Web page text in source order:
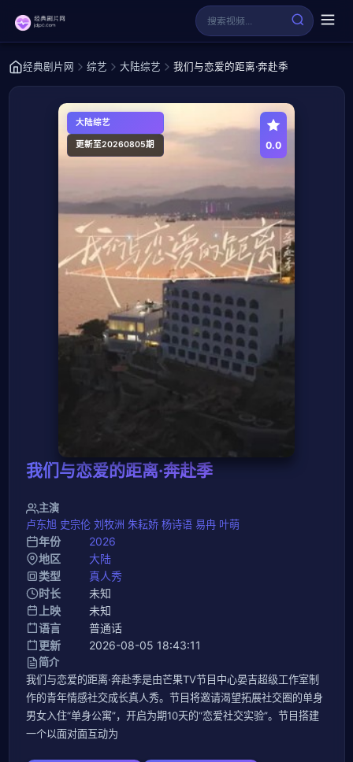
经典剧片网 综艺 大陆综艺 我们与恋爱的距离·奔赴季
大陆综艺
更新至20260805期 0.0
我们与恋爱的距离·奔赴季
主演
卢东旭 史宗伦 刘牧洲 朱耘娇 杨诗语 易冉 叶萌
年份
2026
地区
大陆
类型
真人秀
时长
未知
上映
未知
语言
普通话
更新
2026-08-05 18:43:11
简介
我们与恋爱的距离·奔赴季是由芒果TV节目中心晏吉超级工作室制
作的青年情感社交成长真人秀。节目将邀请渴望拓展社交圈的单身
男女入住“单身公寓”，开启为期10天的“恋爱社交实验”。节目搭建
一个以面对面互动为